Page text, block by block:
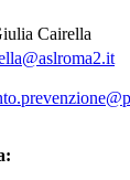
Cairella